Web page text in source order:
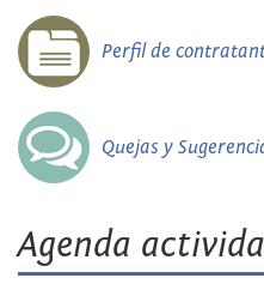
Perfil de
Quejas y
Agenda